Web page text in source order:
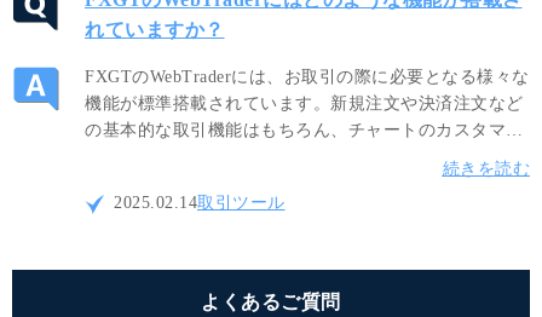
れていますか？
FXGTのWebTraderには、お取引の際に必要となる様々な
機能が標準搭載されています。新規注文や決済注文など
の基本的な取引機能はもちろん、チャートのカスタマイ
ズ機能やテクニカルインジケーターによるチャート分析
機能も搭載しているため、WebTrader上で分析から注文
決済までの作業が完結します。
続きを読む
2025.02.14取引ツール
よくあるご質問